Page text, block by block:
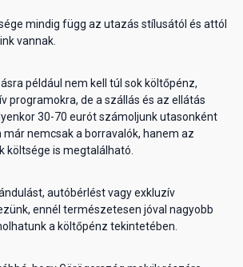
mindig függ az utazás stílusától és attól
vannak.
például nem kell túl sok költőpénz,
programokra, de a szállás és az ellátás
30-70 eurót számoljunk utasonként
nemcsak a borravalók, hanem az
költsége is megtalálható.
autóbérlést vagy exkluzív
ennél természetesen jóval nagyobb
a költőpénz tekintetében.